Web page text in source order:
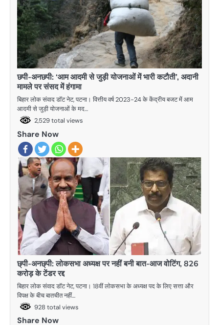
छपी-अनछपी: ‘आम आदमी से जुड़ी योजनाओं में भारी कटौती’, अदानी
मामले पर संसद में हंगामा
बिहार लोक संवाद डॉट नेट, पटना। वित्तीय वर्ष 2023-24 के केंद्रीय बजट में आम
आदमी से जुड़ी योजनाओं के मद…
2,529 total views
Share Now
छ्पी-अनछ्पी: लोकसभा अध्यक्ष पर नहीं बनी बात-आज वोटिंग, 826
करोड़ के टेंडर रद्द
बिहार लोक संवाद डॉट नेट, पटना। 18वीं लोकसभा के अध्यक्ष पद के लिए सत्ता और
विपक्ष के बीच बातचीत नहीं…
928 total views
Share Now